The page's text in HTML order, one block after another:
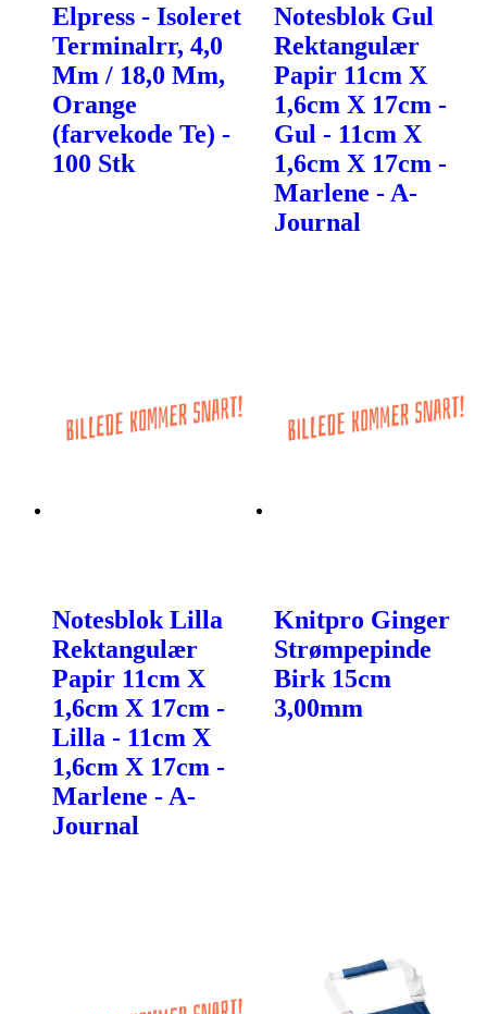
Elpress - Isoleret
Terminalrr, 4,0
Mm / 18,0 Mm,
Orange
(farvekode Te) -
100 Stk
Notesblok Gul
Rektangulær
Papir 11cm X
1,6cm X 17cm -
Gul - 11cm X
1,6cm X 17cm -
Marlene - A-
Journal
Notesblok Lilla
Rektangulær
Papir 11cm X
1,6cm X 17cm -
Lilla - 11cm X
1,6cm X 17cm -
Marlene - A-
Journal
Knitpro Ginger
Strømpepinde
Birk 15cm
3,00mm